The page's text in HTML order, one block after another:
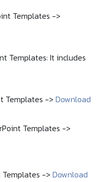
Templates ->
Templates: It includes
Templates -> Download
Templates ->
Templates -> Download